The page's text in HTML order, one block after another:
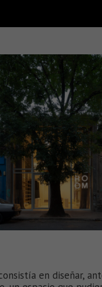
en diseñar,